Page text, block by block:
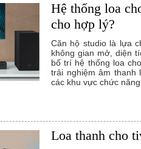
Hệ thống loa
cho hợp lý?
Căn hộ studio là lựa
không gian mở, diện
bố trí hệ thống loa
trải nghiệm âm thanh
các khu vực chức năng
Loa thanh cho